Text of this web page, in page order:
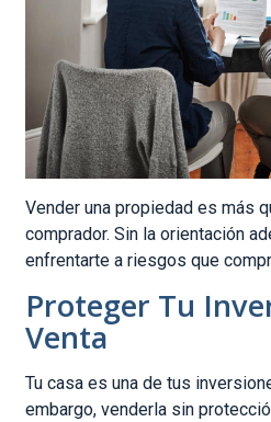
Vender una propiedad es más
comprador. Sin la orientación
enfrentarte a riesgos que
Proteger Tu
Venta
Tu casa es una de tus
embargo, venderla sin